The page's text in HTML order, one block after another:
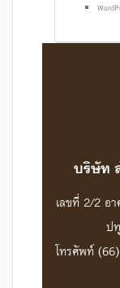
บริษัท
เลขที่ 2/2 อ
ป
โทรศัพท์